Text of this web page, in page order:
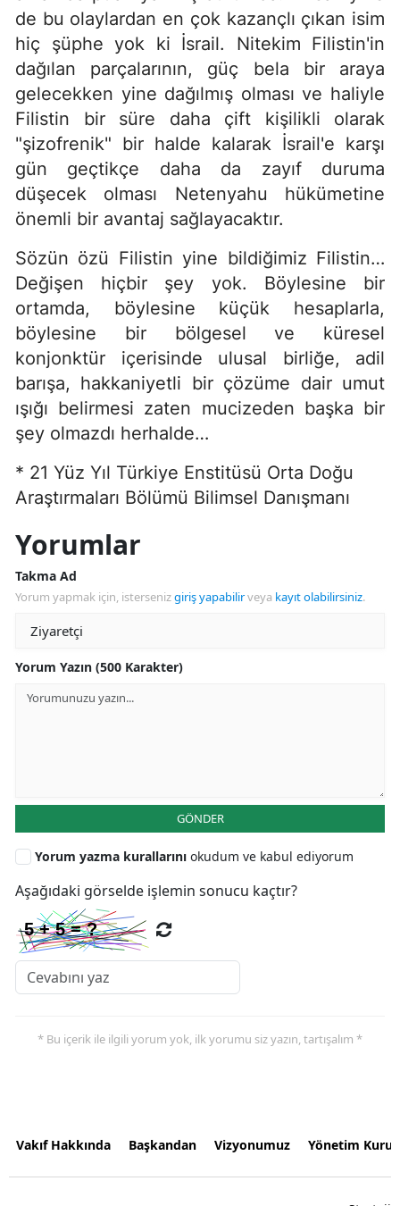
de bu olaylardan en çok kazançlı çıkan isim
hiç şüphe yok ki İsrail. Nitekim Filistin'in
dağılan parçalarının, güç bela bir araya
gelecekken yine dağılmış olması ve haliyle
Filistin bir süre daha çift kişilikli olarak
"şizofrenik" bir halde kalarak İsrail'e karşı
gün geçtikçe daha da zayıf duruma
düşecek olması Netenyahu hükümetine
önemli bir avantaj sağlayacaktır.
Sözün özü Filistin yine bildiğimiz Filistin…
Değişen hiçbir şey yok. Böylesine bir
ortamda, böylesine küçük hesaplarla,
böylesine bir bölgesel ve küresel
konjonktür içerisinde ulusal birliğe, adil
barışa, hakkaniyetli bir çözüme dair umut
ışığı belirmesi zaten mucizeden başka bir
şey olmazdı herhalde…
* 21 Yüz Yıl Türkiye Enstitüsü Orta Doğu
Araştırmaları Bölümü Bilimsel Danışmanı
Yorumlar
Takma Ad
Yorum yapmak için, istersenizgiriş yapabilirveya kayıt olabilirsiniz.
Yorum Yazın (500 Karakter)
GÖNDER
Yorum yazma kurallarını okudum ve kabul ediyorum
Aşağıdaki görselde işlemin sonucu kaçtır?
* Bu içerik ile ilgili yorum yok, ilk yorumu siz yazın, tartışalım *
Vakıf Hakkında Başkandan Vizyonumuz Yönetim